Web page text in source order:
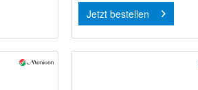
Jetzt bestellen